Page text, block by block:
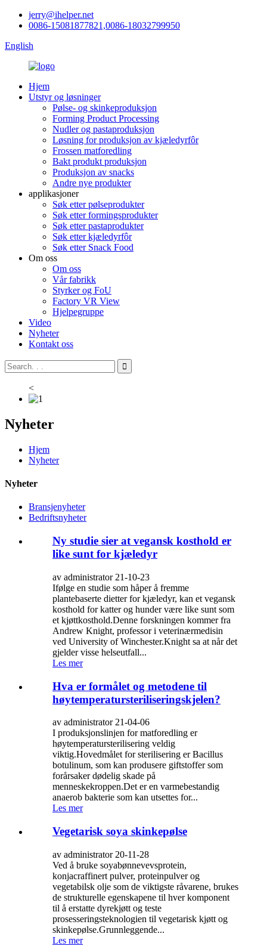
jerry@ihelper.net
0086-15081877821,0086-18032799950
English
Hjem
Utstyr og løsninger
Pølse- og skinkeproduksjon
Forming Product Processing
Nudler og pastaproduksjon
Løsning for produksjon av kjæledyrfôr
Frossen matforedling
Bakt produkt produksjon
Produksjon av snacks
Andre nye produkter
applikasjoner
Søk etter pølseprodukter
Søk etter formingsprodukter
Søk etter pastaprodukter
Søk etter kjæledyrfôr
Søk etter Snack Food
Om oss
Om oss
Vår fabrikk
Styrker og FoU
Factory VR View
Hjelpegruppe
Video
Nyheter
Kontakt oss
<
Nyheter
Hjem
Nyheter
Nyheter
Bransjenyheter
Bedriftsnyheter
Ny studie sier at vegansk kosthold er
like sunt for kjæledyr
av administrator 21-10-23
Ifølge en studie som håper å fremme
plantebaserte dietter for kjæledyr, kan et vegansk
kosthold for katter og hunder være like sunt som
et kjøttkosthold.Denne forskningen kommer fra
Andrew Knight, professor i veterinærmedisin
ved University of Winchester.Knight sa at når det
gjelder visse helseutfall...
Les mer
Hva er formålet og metodene til
høytemperatursteriliseringskjelen?
av administrator 21-04-06
I produksjonslinjen for matforedling er
høytemperatursterilisering veldig
viktig.Hovedmålet for sterilisering er Bacillus
botulinum, som kan produsere giftstoffer som
forårsaker dødelig skade på
menneskekroppen.Det er en varmebestandig
anaerob bakterie som kan utsettes for...
Les mer
Vegetarisk soya skinkepølse
av administrator 20-11-28
Ved å bruke soyabønnevevsprotein,
konjacraffinert pulver, proteinpulver og
vegetabilsk olje som de viktigste råvarene, brukes
de strukturelle egenskapene til hver komponent
til å erstatte dyrekjøtt og teste
prosesseringsteknologien til vegetarisk kjøtt og
skinkepølse.Grunnleggende...
Les mer